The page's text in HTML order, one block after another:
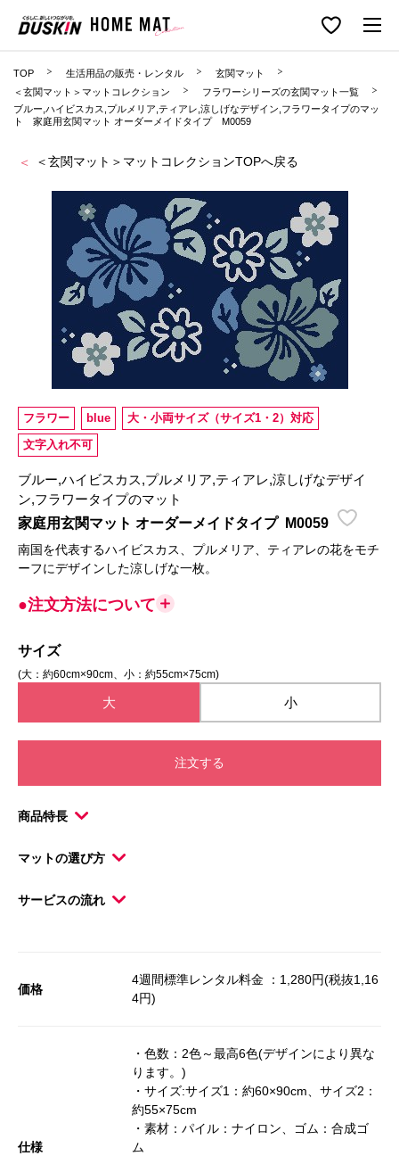
TOP 生活用品の販売・レンタル
玄関マット
＜玄関マット＞マットコレクション
フラワーシリーズの玄関マット一覧
ブルー,ハイビスカス,プルメリア,ティアレ,涼しげなデザイン,フラワータイプのマッ
ト 家庭用玄関マット オーダーメイドタイプ M0059
＜玄関マット＞マットコレクションTOPへ戻る
フラワー blue
大・小両サイズ（サイズ1・2）対応
文字入れ不可
ブルー,ハイビスカス,プルメリア,ティアレ,涼しげなデザイ
ン,フラワータイプのマット
家庭用玄関マット オーダーメイドタイプ
M0059
南国を代表するハイビスカス、プルメリア、ティアレの花をモチ
ーフにデザインした涼しげな一枚。
●注文方法について
サイズ
(大：約60cm×90cm、小：約55cm×75cm)
大 小
注文する
商品特長
マットの選び方
サービスの流れ
価格
4週間標準レンタル料金 ：1,280円(税抜1,16
4円)
仕様
・色数：2色～最高6色(デザインにより異な
ります。)
・サイズ:サイズ1：約60×90cm、サイズ2：
約55×75cm
・素材：パイル：ナイロン、ゴム：合成ゴ
ム